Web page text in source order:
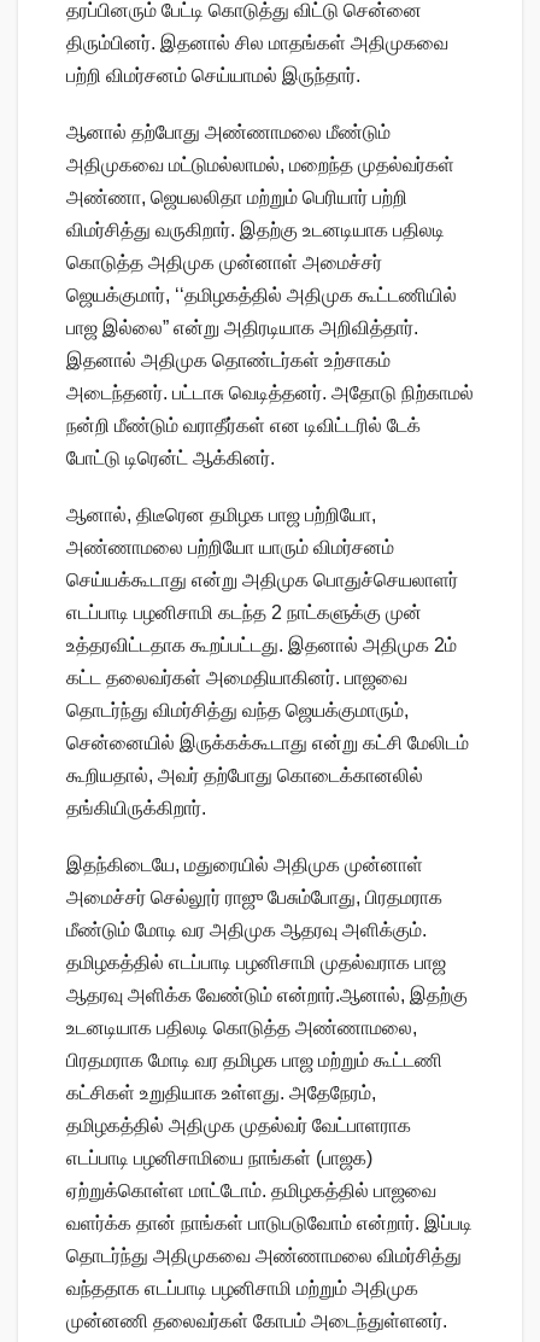
தரப்பினரும் பேட்டி கொடுத்து விட்டு சென்னை
திரும்பினர். இதனால் சில மாதங்கள் அதிமுகவை
பற்றி விமர்சனம் செய்யாமல் இருந்தார்.
ஆனால் தற்போது அண்ணாமலை மீண்டும்
அதிமுகவை மட்டுமல்லாமல், மறைந்த முதல்வர்கள்
அண்ணா, ஜெயலலிதா மற்றும் பெரியார் பற்றி
விமர்சித்து வருகிறார். இதற்கு உடனடியாக பதிலடி
கொடுத்த அதிமுக முன்னாள் அமைச்சர்
ஜெயக்குமார், ‘‘தமிழகத்தில் அதிமுக கூட்டணியில்
பாஜ இல்லை” என்று அதிரடியாக அறிவித்தார்.
இதனால் அதிமுக தொண்டர்கள் உற்சாகம்
அடைந்தனர். பட்டாசு வெடித்தனர். அதோடு நிற்காமல்
நன்றி மீண்டும் வராதீர்கள் என டிவிட்டரில் டேக்
போட்டு டிரென்ட் ஆக்கினர்.
ஆனால், திடீரென தமிழக பாஜ பற்றியோ,
அண்ணாமலை பற்றியோ யாரும் விமர்சனம்
செய்யக்கூடாது என்று அதிமுக பொதுச்செயலாளர்
எடப்பாடி பழனிசாமி கடந்த 2 நாட்களுக்கு முன்
உத்தரவிட்டதாக கூறப்பட்டது. இதனால் அதிமுக 2ம்
கட்ட தலைவர்கள் அமைதியாகினர். பாஜவை
தொடர்ந்து விமர்சித்து வந்த ஜெயக்குமாரும்,
சென்னையில் இருக்கக்கூடாது என்று கட்சி மேலிடம்
கூறியதால், அவர் தற்போது கொடைக்கானலில்
தங்கியிருக்கிறார்.
இதந்கிடையே, மதுரையில் அதிமுக முன்னாள்
அமைச்சர் செல்லூர் ராஜு பேசும்போது, பிரதமராக
மீண்டும் மோடி வர அதிமுக ஆதரவு அளிக்கும்.
தமிழகத்தில் எடப்பாடி பழனிசாமி முதல்வராக பாஜ
ஆதரவு அளிக்க வேண்டும் என்றார்.ஆனால், இதற்கு
உடனடியாக பதிலடி கொடுத்த அண்ணாமலை,
பிரதமராக மோடி வர தமிழக பாஜ மற்றும் கூட்டணி
கட்சிகள் உறுதியாக உள்ளது. அதேநேரம்,
தமிழகத்தில் அதிமுக முதல்வர் வேட்பாளராக
எடப்பாடி பழனிசாமியை நாங்கள் (பாஜக)
ஏற்றுக்கொள்ள மாட்டோம். தமிழகத்தில் பாஜவை
வளர்க்க தான் நாங்கள் பாடுபடுவோம் என்றார். இப்படி
தொடர்ந்து அதிமுகவை அண்ணாமலை விமர்சித்து
வந்ததாக எடப்பாடி பழனிசாமி மற்றும் அதிமுக
முன்னணி தலைவர்கள் கோபம் அடைந்துள்ளனர்.